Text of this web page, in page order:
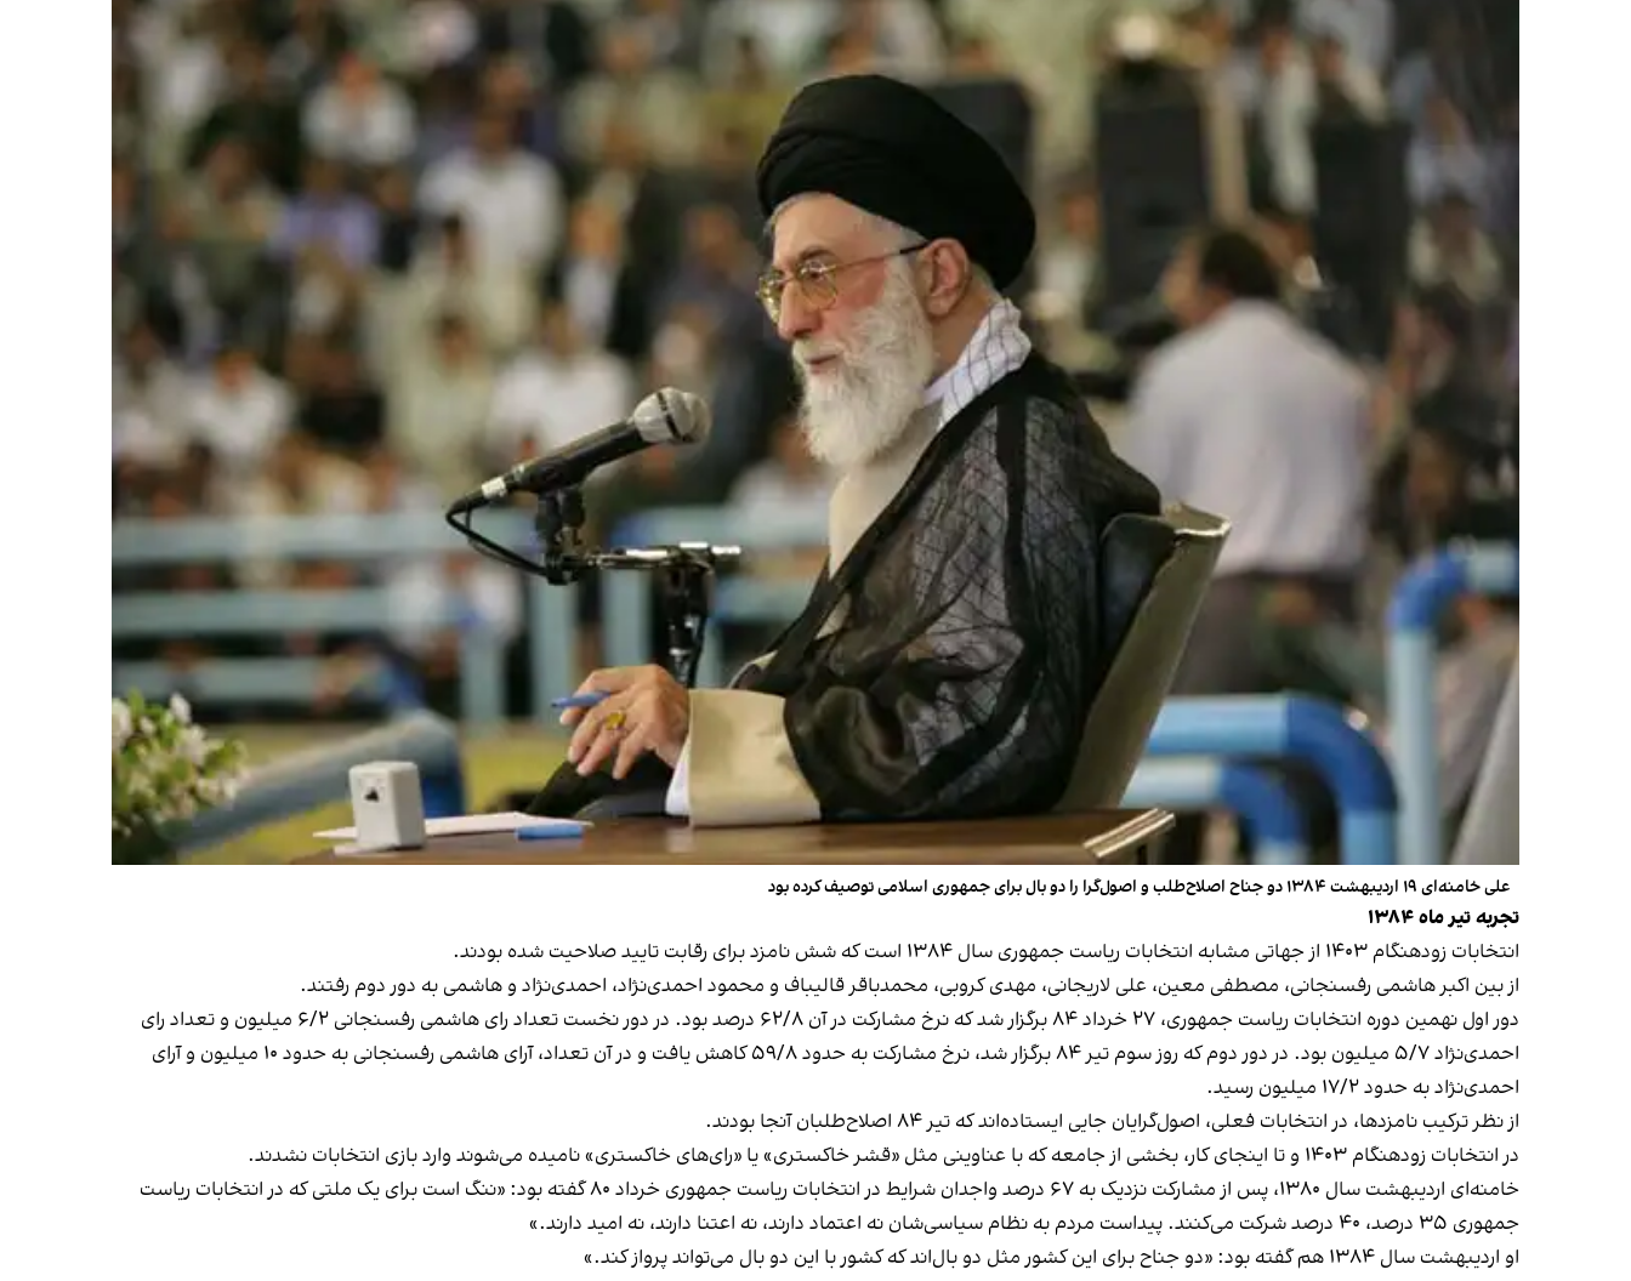
علی خامنه‌ای ۱۹ اردیبهشت ۱۳۸۴ دو جناح اصلاح‌طلب و اصول‌گرا را دو بال برای جمهوری اسلامی توصیف کرده بود
تجربه تیر ماه ۱۳۸۴
انتخابات زودهنگام ۱۴۰۳ از جهاتی مشابه انتخابات ریاست جمهوری سال ۱۳۸۴ است که شش نامزد برای رقابت تایید صلاحیت شده بودند.
از بین اکبر هاشمی رفسنجانی، مصطفی معین، علی لاریجانی، مهدی کروبی، محمدباقر قالیباف و محمود احمدی‌نژاد، احمدی‌نژاد و هاشمی به دور دوم رفتند.
دور اول نهمین دوره انتخابات ریاست جمهوری، ۲۷ خرداد ۸۴ برگزار شد که نرخ مشارکت در آن ۶۲/۸ درصد بود. در دور نخست تعداد رای هاشمی رفسنجانی ۶/۲ میلیون و تعداد رای
احمدی‌نژاد ۵/۷ میلیون بود. در دور دوم که روز سوم تیر ۸۴ برگزار شد، نرخ مشارکت به حدود ۵۹/۸ کاهش یافت و در آن تعداد، آرای هاشمی رفسنجانی به حدود ۱۰ میلیون و آرای
احمدی‌نژاد به حدود ۱۷/۲ میلیون رسید.
از نظر ترکیب نامزدها، در انتخابات فعلی، اصول‌گرایان جایی ایستاده‌اند که تیر ۸۴ اصلاح‌طلبان آنجا بودند.
در انتخابات زودهنگام ۱۴۰۳ و تا اینجای کار، بخشی از جامعه که با عناوینی مثل «قشر خاکستری» یا «رای‌های خاکستری» نامیده می‌شوند وارد بازی انتخابات نشدند.
خامنه‌ای اردیبهشت سال ۱۳۸۰، پس از مشارکت نزدیک به ۶۷ درصد واجدان شرایط در انتخابات ریاست جمهوری خرداد ۸۰
گفته بود: «ننگ است برای یک ملتی که در انتخابات ریاست
جمهوری ۳۵ درصد، ۴۰ درصد شرکت می‌کنند. پیداست مردم به نظام سیاسی‌شان نه اعتماد دارند، نه اعتنا دارند، نه امید دارند.»
او اردیبهشت سال ۱۳۸۴
هم گفته بود: «دو جناح برای این کشور مثل دو بال‌اند که کشور با این دو بال می‌تواند پرواز کند.»